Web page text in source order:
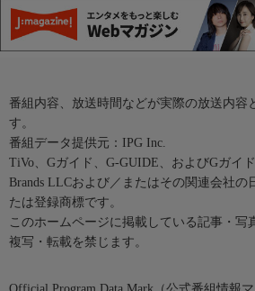
番組内容、放送時間などが実際の放送内容
す。
番組データ提供元：IPG Inc.
TiVo、Gガイド、G-GUIDE、およびGガイ
Brands LLCおよび／またはその関連会社の
たは登録商標です。
このホームページに掲載している記事・写
複写・転載を禁じます。